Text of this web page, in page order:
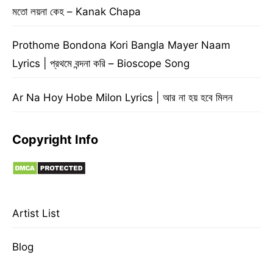
মতো লয়না কেহ – Kanak Chapa
Prothome Bondona Kori Bangla Mayer Naam
Lyrics | প্রথমে বন্দনা করি – Bioscope Song
Ar Na Hoy Hobe Milon Lyrics | আর না হয় হবে মিলন
Copyright Info
Artist List
Blog